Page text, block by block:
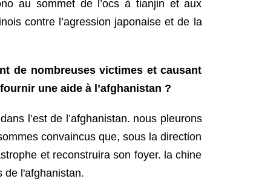
au sommet de l’ocs à tianjin et aux
contre l’agression japonaise et de la
de nombreuses victimes et causant
une aide à l’afghanistan ?
l’est de l’afghanistan. nous pleurons
convaincus que, sous la direction
et reconstruira son foyer. la chine
de l'afghanistan.